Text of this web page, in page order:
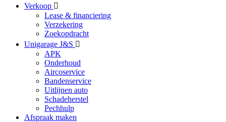
Verkoop
Lease & financiering
Verzekering
Zoekopdracht
Unigarage J&S
APK
Onderhoud
Aircoservice
Bandenservice
Uitlijnen auto
Schadeherstel
Pechhulp
Afspraak maken